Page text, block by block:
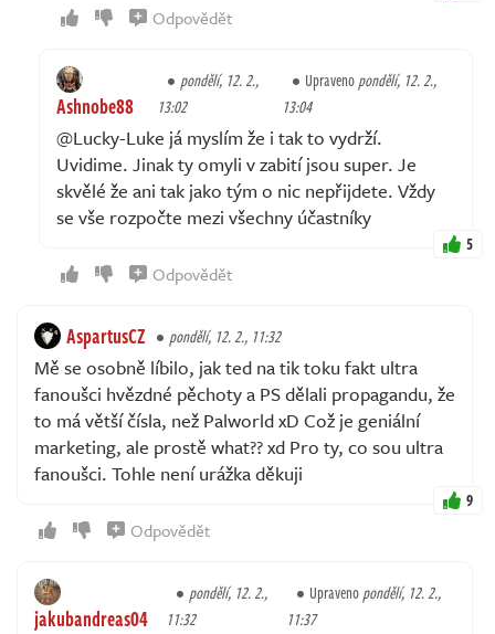
Odpovědět
Ashnobe88
pondělí, 12. 2.,
13:02
Upravenopondělí, 12. 2.,
13:04
@Lucky-Luke já myslím že i tak to vydrží.
Uvidime. Jinak ty omyli v zabití jsou super. Je
skvělé že ani tak jako tým o nic nepřijdete. Vždy
se vše rozpočte mezi všechny účastníky
5
Odpovědět
AspartusCZ pondělí, 12. 2., 11:32
Mě se osobně líbilo, jak ted na tik toku fakt ultra
fanoušci hvězdné pěchoty a PS dělali propagandu, že
to má větší čísla, než Palworld xD Což je geniální
marketing, ale prostě what?? xd Pro ty, co sou ultra
fanoušci. Tohle není urážka děkuji
9
Odpovědět
jakubandreas04
pondělí, 12. 2.,
11:32
Upravenopondělí, 12. 2.,
11:37